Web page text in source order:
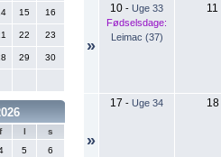
15 16
22 23
29 30
f l
s
5 6
»
10 - Uge 33
Fødselsdage:
Leimac (37)
11
»
17 - Uge 34 18